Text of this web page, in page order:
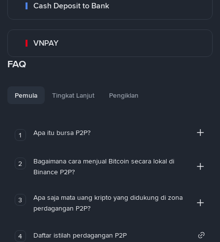
Cash Deposit to Bank
VNPAY
FAQ
Pemula Tingkat Lanjut Pengiklan
1 Apa itu bursa P2P?
2
Bagaimana cara menjual Bitcoin secara lokal di
Binance P2P?
3
Apa saja mata uang kripto yang didukung di zona
perdagangan P2P?
4 Daftar istilah perdagangan P2P